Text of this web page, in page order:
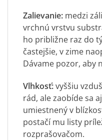
Zalievanie: medzi
vrchnú vrstvu
ho približne raz do
častejšie, v zime
Dávame pozor, aby
Vlhkosť:vyššiu
rád, ale zaobíde sa
umiestnený v
postačí mu listy
rozprašovačom.